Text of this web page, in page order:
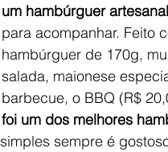
um hambúrguer
para acompanhar. Feito
hambúrguer de 170g,
salada, maionese
barbecue, o BBQ (R$
foi um dos melhores
sempre é